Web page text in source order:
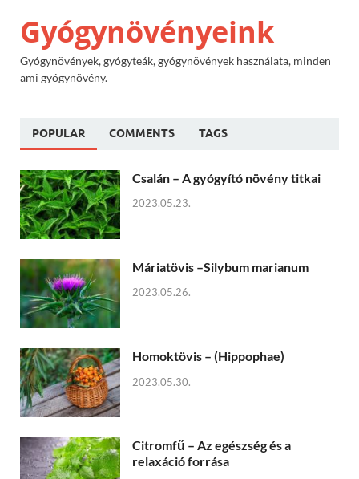
Gyógynövényeink
Gyógynövények, gyógyteák, gyógynövények használata, minden
ami gyógynövény.
POPULAR COMMENTS TAGS
Csalán – A gyógyító növény titkai
2023.05.23.
Máriatövis –Silybum marianum
2023.05.26.
Homoktövis – (Hippophae)
2023.05.30.
Citromfű – Az egészség és a
relaxáció forrása